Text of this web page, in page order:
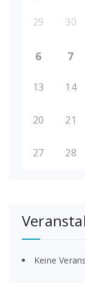
29 30
6 7
13 14
20 21
27 28
Keine